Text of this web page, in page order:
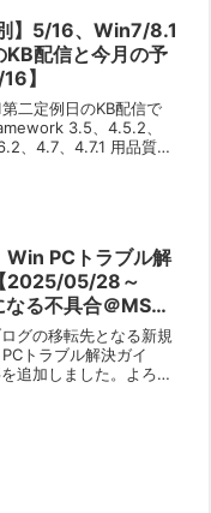
※ 新サイトのサイドバ
...
】5/16、Win7/8.1
KB配信と今月の予
】
二定例日のKB配信で
3.5、4.5.2、
、4.7、4.7.1 用品質ロ
Win PCトラブル解
2025/05/28～
る不具合＠MSコ
【2025/06/01】を
【2025/06/01】
グの移転先となる新規
トラブル解決ガイ
追加しました。よろし